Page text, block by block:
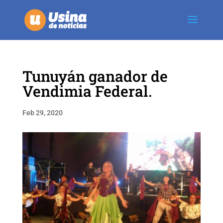
Tunuyán ganador de
Vendimia Federal.
Feb 29, 2020